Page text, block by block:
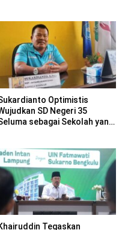
Optimistis
SD Negeri 35
sebagai Sekolah yang
Tegaskan